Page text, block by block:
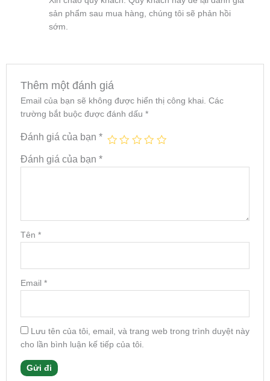
sản phẩm sau mua hàng, chúng tôi sẽ phản hồi
sớm.
Thêm một đánh giá
Email của bạn sẽ không được hiển thị công khai. Các
trường bắt buộc được đánh dấu *
Đánh giá của bạn *
Đánh giá của bạn *
Tên *
Email *
Lưu tên của tôi, email, và trang web trong trình duyệt này
cho lần bình luận kế tiếp của tôi.